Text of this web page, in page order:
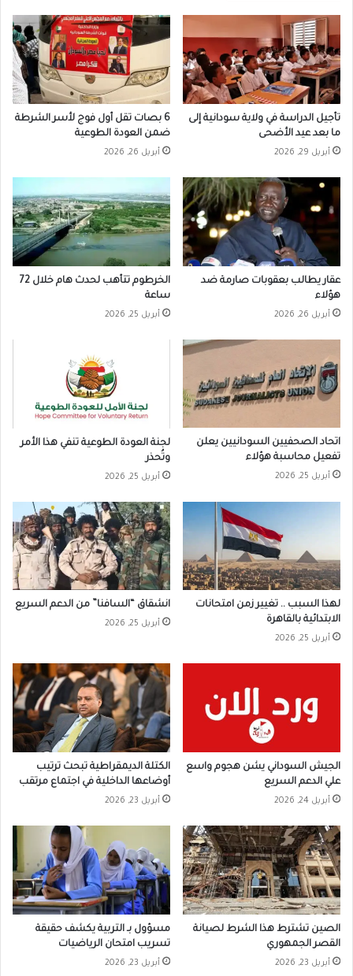
تأجيل الدراسة في ولاية سودانية إلى
ما بعد عيد الأضحى
أبريل 29, 2026
6 بصات تقل أول فوج لأسر الشرطة
ضمن العودة الطوعية
أبريل 26, 2026
عقار يطالب بعقوبات صارمة ضد
هؤلاء
أبريل 26, 2026
الخرطوم تتأهب لحدث هام خلال 72
ساعة
أبريل 25, 2026
اتحاد الصحفيين السودانيين يعلن
تفعيل محاسبة هؤلاء
أبريل 25, 2026
لجنة العودة الطوعية تنفي هذا الأمر
وتُحذر
أبريل 25, 2026
لهذا السبب .. تغيير زمن امتحانات
الابتدائية بالقاهرة
أبريل 25, 2026
انشقاق “السافنا” من الدعم السريع
أبريل 25, 2026
الجيش السوداني يشن هجوم واسع
علي الدعم السريع
أبريل 24, 2026
الكتلة الديمقراطية تبحث ترتيب
أوضاعها الداخلية في اجتماع مرتقب
أبريل 23, 2026
الصين تشترط هذا الشرط لصيانة
القصر الجمهوري
أبريل 23, 2026
مسؤول بـ التربية يكشف حقيقة
تسريب امتحان الرياضيات
أبريل 23, 2026